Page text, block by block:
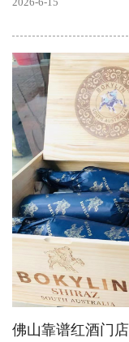
醇厚的白酒，佛山红